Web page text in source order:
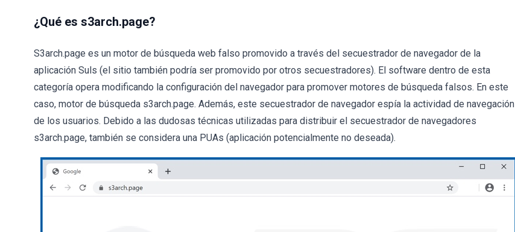
¿Qué es s3arch.page?
S3arch.page es un motor de búsqueda web falso promovido a través del secuestrador de navegador de la
aplicación Suls (el sitio también podría ser promovido por otros secuestradores). El software dentro de esta
categoría opera modificando la configuración del navegador para promover motores de búsqueda falsos. En este
caso, motor de búsqueda s3arch.page. Además, este secuestrador de navegador espía la actividad de navegación
de los usuarios. Debido a las dudosas técnicas utilizadas para distribuir el secuestrador de navegadores
s3arch.page, también se considera una PUAs (aplicación potencialmente no deseada).